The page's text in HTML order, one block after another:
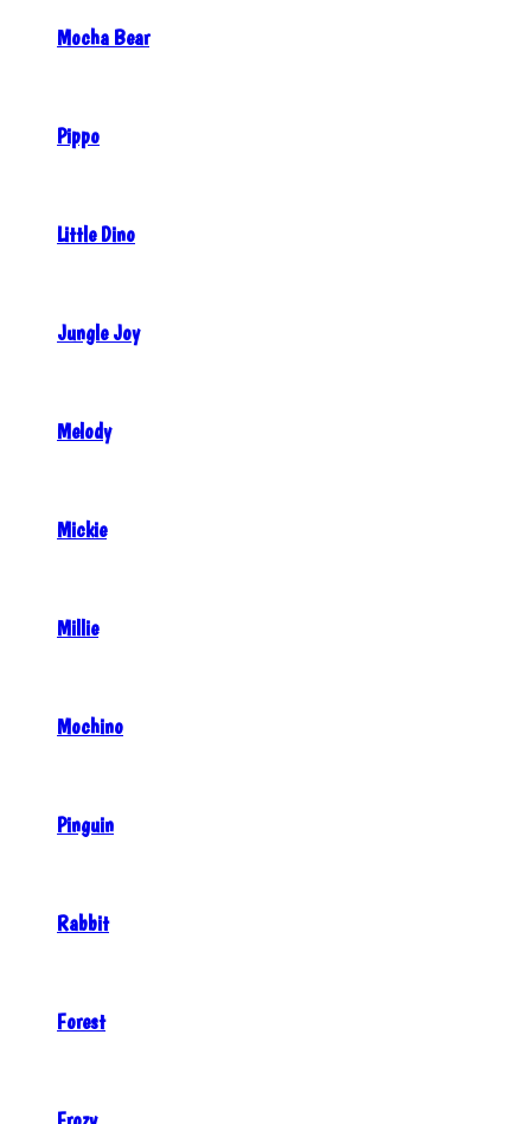
Mocha Bear
Pippo
Little Dino
Jungle Joy
Melody
Mickie
Millie
Mochino
Pinguin
Rabbit
Forest